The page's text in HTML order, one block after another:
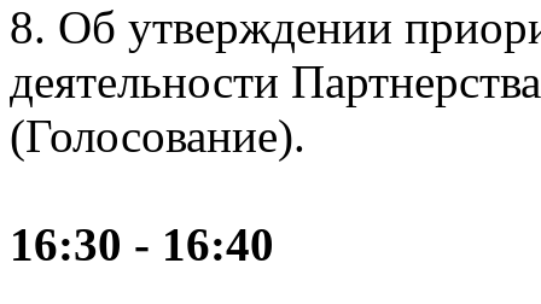
8. Об утверждении
деятельности
(Голосование).
16:30 - 16:40